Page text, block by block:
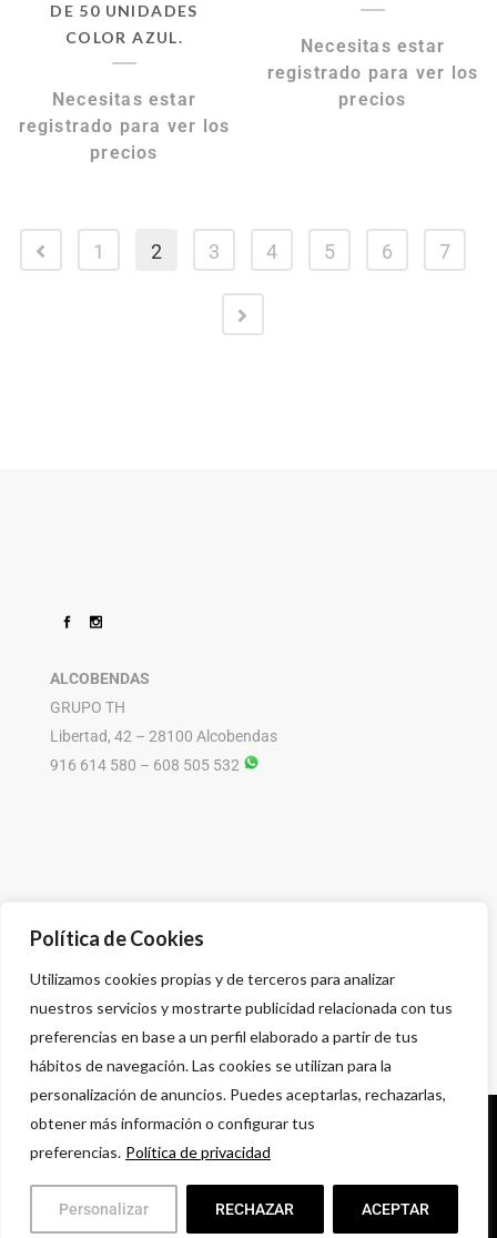
Política de Cookies
Utilizamos cookies propias y de terceros para analizar
nuestros servicios y mostrarte publicidad relacionada con tus
preferencias en base a un perfil elaborado a partir de tus
hábitos de navegación. Las cookies se utilizan para la
personalización de anuncios. Puedes aceptarlas, rechazarlas,
obtener más información o configurar tus
preferencias. Política de privacidad
Personalizar RECHAZAR ACEPTAR
DE 50 UNIDADES
COLOR AZUL.
Necesitas estar
registrado para ver los
precios
Necesitas estar
registrado para ver los
precios
1 2 3 4 5 6 7
ALCOBENDAS
GRUPO TH
Libertad, 42 – 28100 Alcobendas
916 614 580 – 608 505 532
Política de privacidad
Aviso legal
Condiciones comerciales